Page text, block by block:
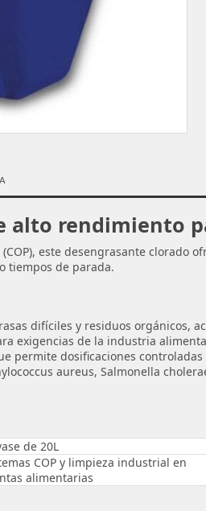
alto rendimiento
este desengrasante clorado
tiempos de parada.
difíciles y residuos orgánicos,
exigencias de la industria
permite dosificaciones
aureus, Salmonella
de 20L
COP y limpieza industrial en
alimentarias